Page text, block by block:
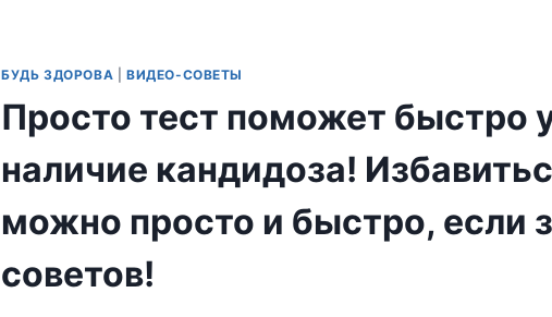
БУДЬ ЗДОРОВА ВИДЕО-СОВЕТЫ
Просто тест поможет быстро
наличие кандидоза!
можно просто и быстро, если
советов!